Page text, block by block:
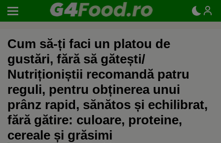
Cum să-ți faci un platou de
gustări, fără să gătești/
Nutriționiștii recomandă patru
reguli, pentru obținerea unui
prânz rapid, sănătos și echilibrat,
fără gătire: culoare, proteine,
cereale și grăsimi